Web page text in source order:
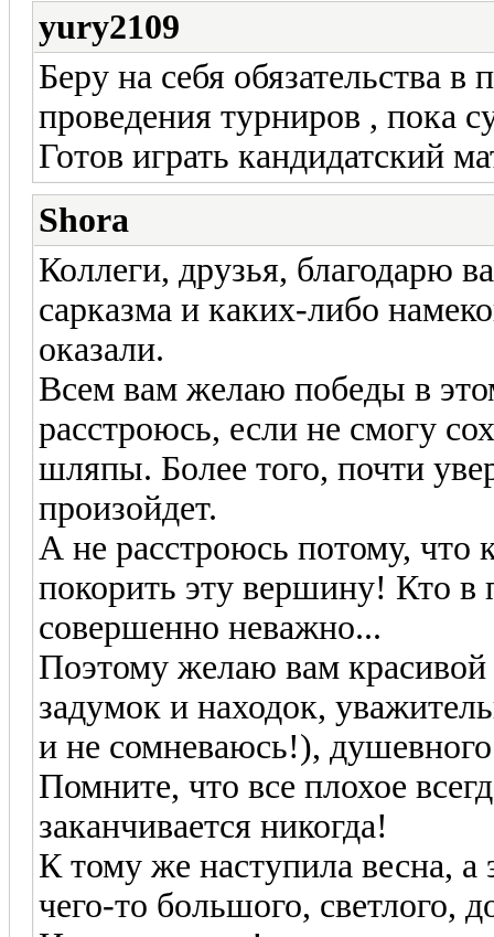
yury2109
Беру на себя обязательства
проведения турниров , пока
Готов играть кандидатский
Shora
Коллеги, друзья, благодарю
сарказма и каких-либо
оказали.
Всем вам желаю победы в
расстроюсь, если не смогу
шляпы. Более того, почти
произойдет.
А не расстроюсь потому, что
покорить эту вершину! Кто в
совершенно неважно...
Поэтому желаю вам
задумок и находок,
и не сомневаюсь!),
Помните, что все плохое
заканчивается никогда!
К тому же наступила весна, а
чего-то большого, светлого,